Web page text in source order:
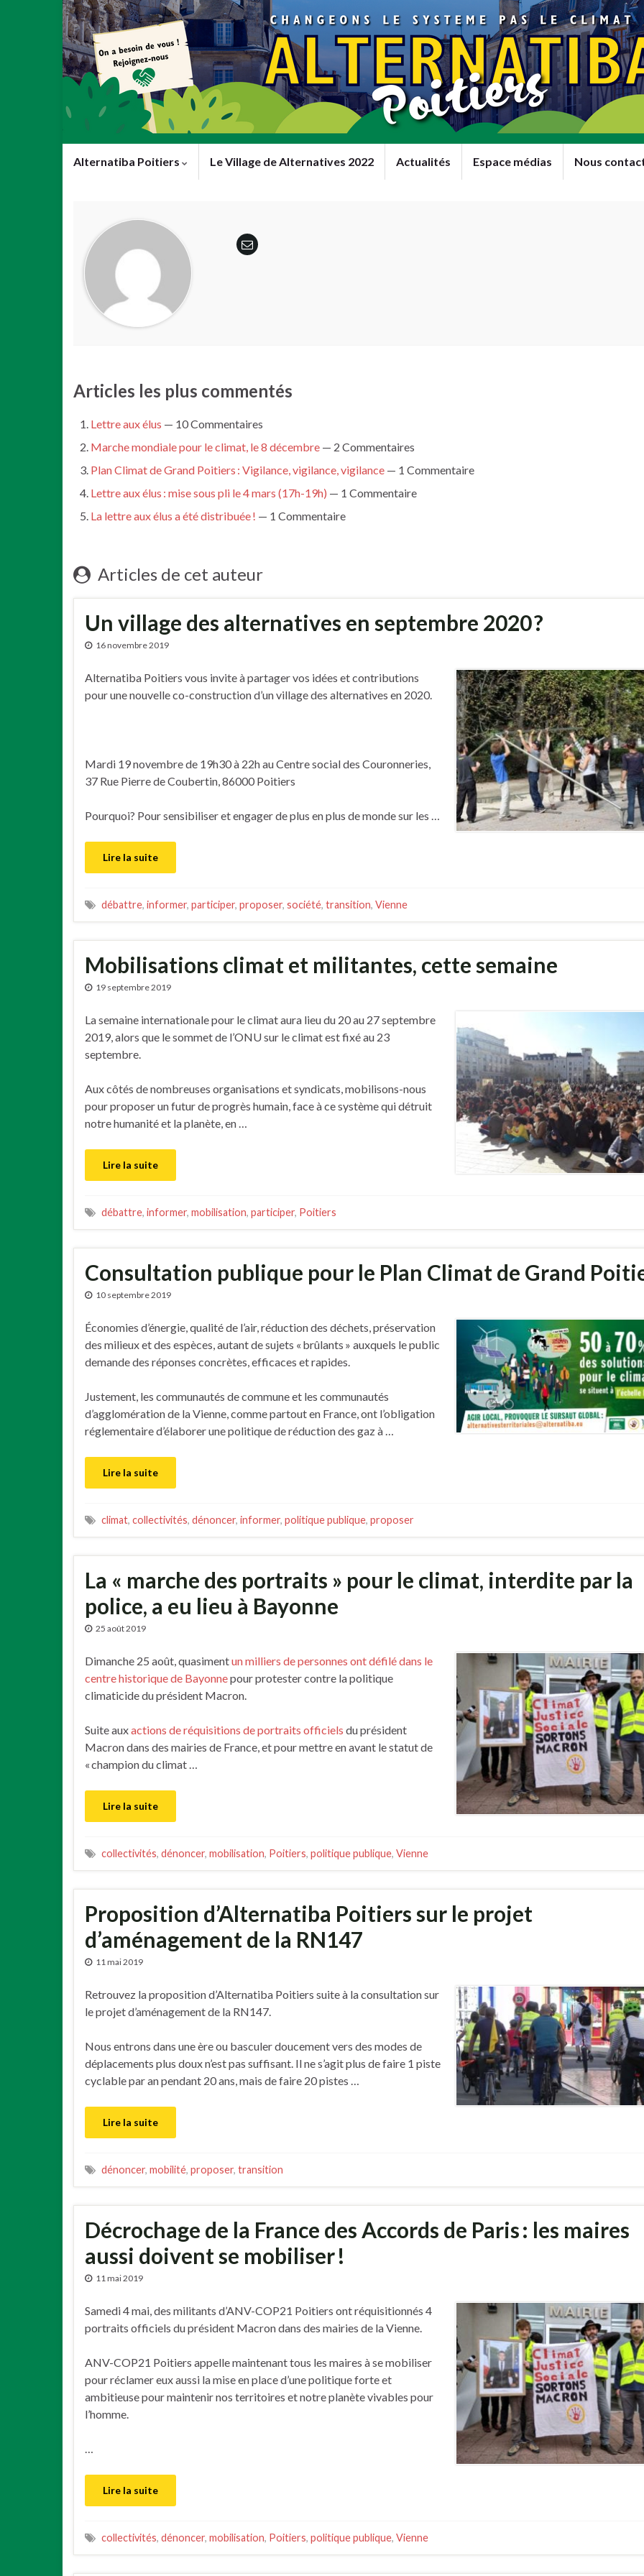
Alternatiba Poitiers Le Village de Alternatives 2022 Actualités Espace médias Nous
Articles les plus commentés
Lettre aux élus — 10 Commentaires
Marche mondiale pour le climat, le 8 décembre — 2 Commentaires
Plan Climat de Grand Poitiers : Vigilance, vigilance, vigilance — 1 Commentaire
Lettre aux élus : mise sous pli le 4 mars (17h-19h) — 1 Commentaire
La lettre aux élus a été distribuée ! — 1 Commentaire
Articles de cet auteur
Un village des alternatives en septembre 2020 ?
16 novembre 2019
Alternatiba Poitiers vous invite à partager vos idées et contributions
pour une nouvelle co-construction d’un village des alternatives en 2020.
Mardi 19 novembre de 19h30 à 22h au Centre social des Couronneries,
37 Rue Pierre de Coubertin, 86000 Poitiers
Pourquoi? Pour sensibiliser et engager de plus en plus de monde sur les …
Lire la suite
débattre, informer, participer, proposer, société, transition, Vienne
Mobilisations climat et militantes, cette semaine
19 septembre 2019
La semaine internationale pour le climat aura lieu du 20 au 27 septembre
2019, alors que le sommet de l’ONU sur le climat est fixé au 23
septembre.
Aux côtés de nombreuses organisations et syndicats, mobilisons-nous
pour proposer un futur de progrès humain, face à ce système qui détruit
notre humanité et la planète, en …
Lire la suite
débattre, informer, mobilisation, participer, Poitiers
Consultation publique pour le Plan Climat de Grand
10 septembre 2019
Économies d’énergie, qualité de l’air, réduction des déchets, préservation
des milieux et des espèces, autant de sujets « brûlants » auxquels le public
demande des réponses concrètes, efficaces et rapides.
Justement, les communautés de commune et les communautés
d’agglomération de la Vienne, comme partout en France, ont l’obligation
réglementaire d’élaborer une politique de réduction des gaz à …
Lire la suite
climat, collectivités, dénoncer, informer, politique publique, proposer
La « marche des portraits » pour le climat, interdite par la
police, a eu lieu à Bayonne
25 août 2019
Dimanche 25 août, quasimentun milliers de personnes ont défilé dans le
centre historique de Bayonnepour protester contre la politique
climaticide du président Macron.
Suite auxactions de réquisitions de portraits officiels du président
Macron dans des mairies de France, et pour mettre en avant le statut de
« champion du climat …
Lire la suite
collectivités, dénoncer, mobilisation, Poitiers, politique publique, Vienne
Proposition d’Alternatiba Poitiers sur le projet
d’aménagement de la RN147
11 mai 2019
Retrouvez la proposition d’Alternatiba Poitiers suite à la consultation sur
le projet d’aménagement de la RN147.
Nous entrons dans une ère ou basculer doucement vers des modes de
déplacements plus doux n’est pas suffisant. Il ne s’agit plus de faire 1 piste
cyclable par an pendant 20 ans, mais de faire 20 pistes …
Lire la suite
dénoncer, mobilité, proposer, transition
Décrochage de la France des Accords de Paris : les maires
aussi doivent se mobiliser !
11 mai 2019
Samedi 4 mai, des militants d’ANV-COP21 Poitiers ont réquisitionnés 4
portraits officiels du président Macron dans des mairies de la Vienne.
ANV-COP21 Poitiers appelle maintenant tous les maires à se mobiliser
pour réclamer eux aussi la mise en place d’une politique forte et
ambitieuse pour maintenir nos territoires et notre planète vivables pour
l’homme.
…
Lire la suite
collectivités, dénoncer, mobilisation, Poitiers, politique publique, Vienne